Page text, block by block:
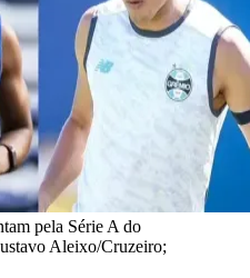
pela Série A do
Aleixo/Cruzeiro;